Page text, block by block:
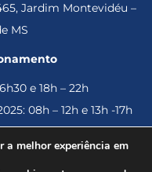
Jardim Montevidéu –
MS
e 18h – 22h
08h – 12h e 13h -17h
a melhor experiência em